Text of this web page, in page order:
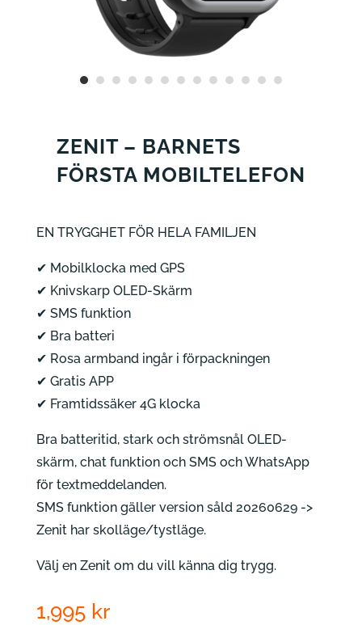
ZENIT – BARNETS
FÖRSTA MOBILTELEFON
EN TRYGGHET FÖR HELA FAMILJEN
✔ Mobilklocka med GPS
✔ Knivskarp OLED-Skärm
✔ SMS funktion
✔ Bra batteri
✔ Rosa armband ingår i förpackningen
✔ Gratis APP
✔ Framtidssäker 4G klocka
Bra batteritid, stark och strömsnål OLED-
skärm, chat funktion och SMS och WhatsApp
för textmeddelanden.
SMS funktion gäller version såld 20260629 ->
Zenit har skolläge/tystläge.
Välj en Zenit om du vill känna dig trygg.
1,995 kr